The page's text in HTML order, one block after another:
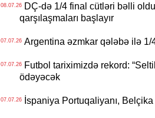
08.07.26DÇ-də 1/4 final cütləri bəlli
qarşılaşmaları başlayır
07.07.26Argentina əzmkar qələbə ilə 1/
07.07.26Futbol tariximizdə rekord:
ödəyəcək
07.07.26İspaniya Portuqaliyanı, Belçika